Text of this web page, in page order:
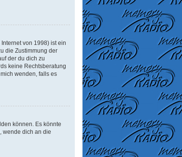
von 1998) ist ein
die Zustimmung der
der du dich zu
keine Rechtsberatung
wenden, falls es
können. Es könnte
wende dich an die